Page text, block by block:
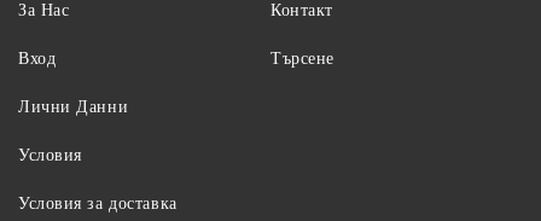
За Нас
Вход
Контакт
Търсене
Лични Данни
Условия
Условия за доставка